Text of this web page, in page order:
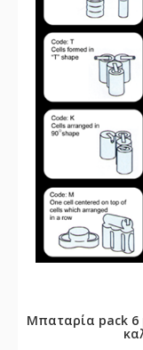
Μπαταρία pack 6